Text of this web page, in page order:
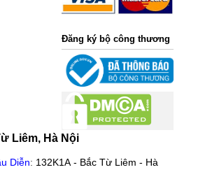
Đăng ký bộ công thương
Liêm, Hà Nội
Diễn: 132K1A - Bắc Từ Liêm - Hà